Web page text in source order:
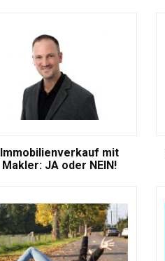
Immobilienverkauf mit
Makler: JA oder NEIN!